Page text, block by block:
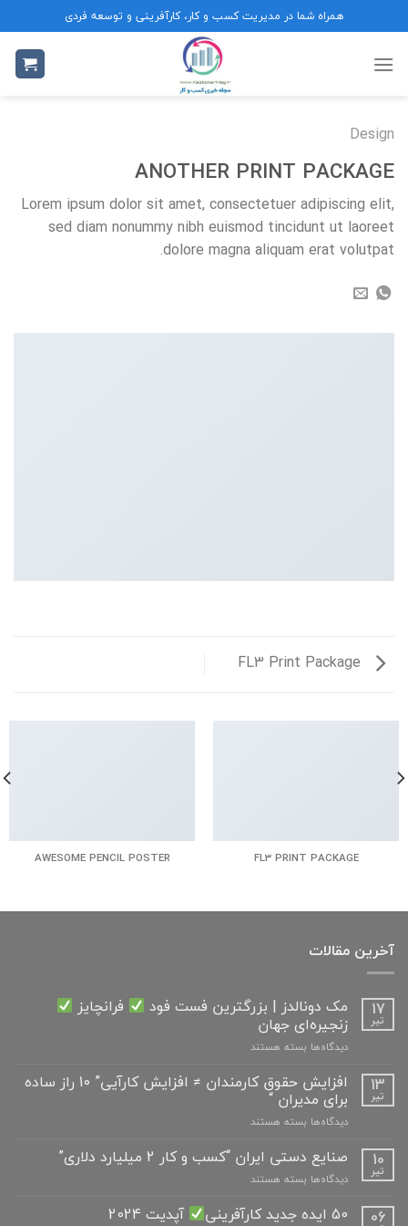
to
content
همراه شما در مدیریت کسب و کار، کارآفرینی و توسعه فردی
Design
ANOTHER PRINT PACKAGE
Lorem ipsum dolor sit amet, consectetuer adipiscing elit,
sed diam nonummy nibh euismod tincidunt ut laoreet
dolore magna aliquam erat volutpat.
FL3 PRINT PACKAGE
AWESOME PENCIL POSTER
آخرین مقالات
17
تیر
مک دونالدز | بزرگترین فست فود فرانچایز
زنجیره‌ای جهان
دیدگاه‌ها برای
دونالدز
|
بزرگترین
فست
فرانچایز
جهان
بسته هستند
13
تیر
افزایش حقوق کارمندان ≠ افزایش کارآیی” 10 راز ساده
برای مدیران “
دیدگاه‌ها برای
حقوق
کارمندان
≠
کارآیی”
بسته هستند
10
تیر
صنایع دستی ایران “کسب و کار 2 میلیارد دلاری”
دیدگاه‌ها برای
دستی
بسته هستند
06 50 ایده جدید کارآفرینی آپدیت 2024